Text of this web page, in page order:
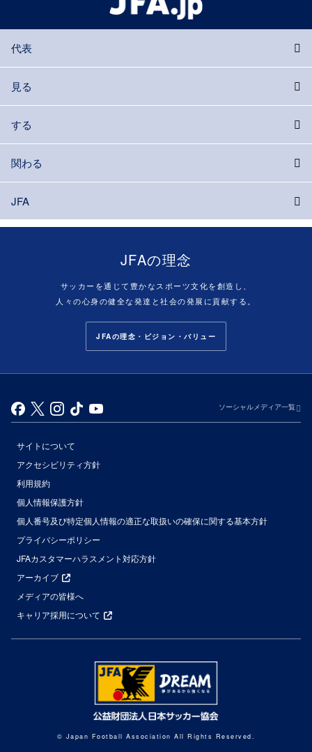
代表
見る
する
関わる
JFA
JFAの理念
サッカーを通じて豊かなスポーツ文化を創造し、
人々の心身の健全な発達と社会の発展に貢献する。
JFAの理念・ビジョン・バリュー
ソーシャルメディア一覧
サイトについて
アクセシビリティ方針
利用規約
個人情報保護方針
個人番号及び特定個人情報の適正な取扱いの確保に関する基本方針
プライバシーポリシー
JFAカスタマーハラスメント対応方針
アーカイブ
メディアの皆様へ
キャリア採用について
© Japan Football Association All Rights Reserved.